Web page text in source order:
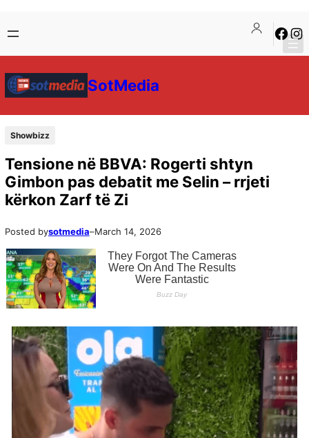
SotMedia
Showbizz
Tensione në BBVA: Rogerti shtyn
Gimbon pas debatit me Selin – rrjeti
kërkon Zarf të Zi
Posted bysotmedia–March 14, 2026